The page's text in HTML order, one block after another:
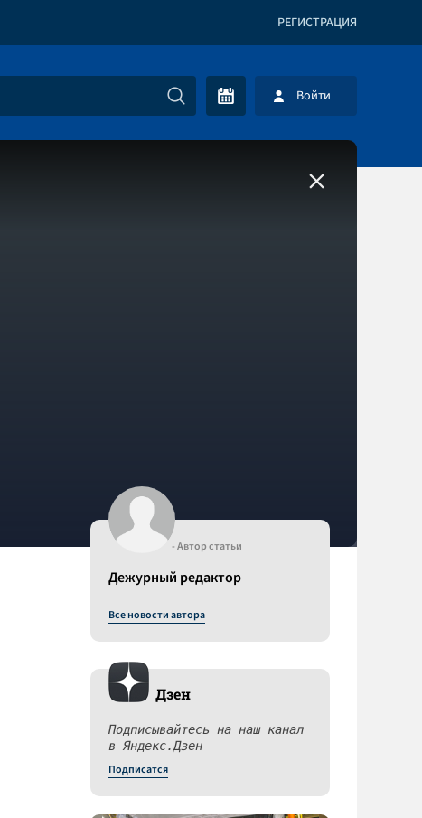
РЕГИСТРАЦИЯ
Войти
- Автор статьи
Дежурный редактор
Все новости автора
Дзен
Подписывайтесь на наш канал
в Яндекс.Дзен
Подписатся